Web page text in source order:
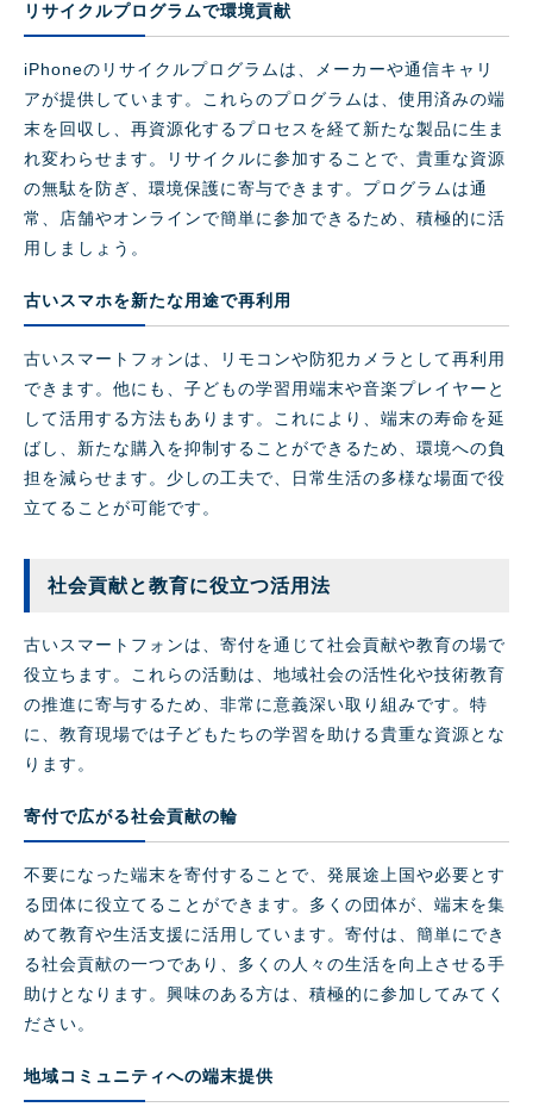
リサイクルプログラムで環境貢献
iPhoneのリサイクルプログラムは、メーカーや通信キャリ
アが提供しています。これらのプログラムは、使用済みの端
末を回収し、再資源化するプロセスを経て新たな製品に生ま
れ変わらせます。リサイクルに参加することで、貴重な資源
の無駄を防ぎ、環境保護に寄与できます。プログラムは通
常、店舗やオンラインで簡単に参加できるため、積極的に活
用しましょう。
古いスマホを新たな用途で再利用
古いスマートフォンは、リモコンや防犯カメラとして再利用
できます。他にも、子どもの学習用端末や音楽プレイヤーと
して活用する方法もあります。これにより、端末の寿命を延
ばし、新たな購入を抑制することができるため、環境への負
担を減らせます。少しの工夫で、日常生活の多様な場面で役
立てることが可能です。
社会貢献と教育に役立つ活用法
古いスマートフォンは、寄付を通じて社会貢献や教育の場で
役立ちます。これらの活動は、地域社会の活性化や技術教育
の推進に寄与するため、非常に意義深い取り組みです。特
に、教育現場では子どもたちの学習を助ける貴重な資源とな
ります。
寄付で広がる社会貢献の輪
不要になった端末を寄付することで、発展途上国や必要とす
る団体に役立てることができます。多くの団体が、端末を集
めて教育や生活支援に活用しています。寄付は、簡単にでき
る社会貢献の一つであり、多くの人々の生活を向上させる手
助けとなります。興味のある方は、積極的に参加してみてく
ださい。
地域コミュニティへの端末提供